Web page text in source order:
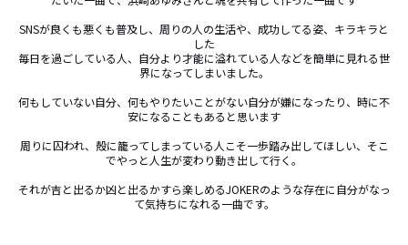
SNSが良くも悪くも普及し、周りの人の生活や、成功してる姿、キラキラと
した
毎日を過ごしている人、自分より才能に溢れている人などを簡単に見れる世
界になってしまいました。
何もしていない自分、何もやりたいことがない自分が嫌になったり、時に不
安になることもあると思います
周りに囚われ、殻に籠ってしまっている人こそ一歩踏み出してほしい、そこ
でやっと人生が変わり動き出して行く。
それが吉と出るか凶と出るかすら楽しめるJOKERのような存在に自分がなっ
て気持ちになれる一曲です。